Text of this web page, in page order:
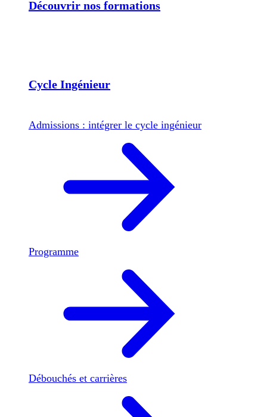
Découvrir nos formations
Cycle Ingénieur
Admissions : intégrer le cycle ingénieur
Programme
Débouchés et carrières